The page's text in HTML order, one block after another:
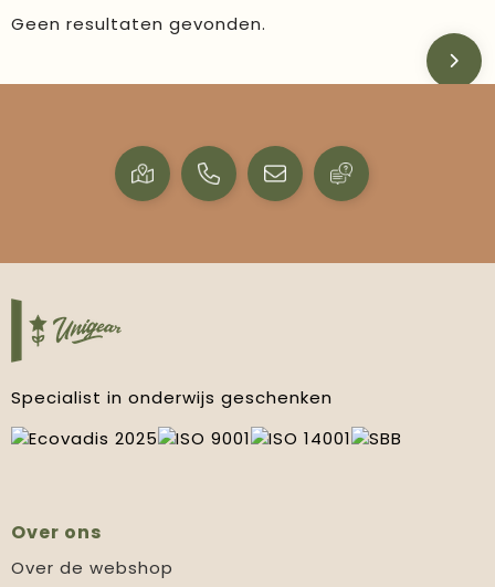
Geen resultaten gevonden.
Specialist in onderwijs geschenken
Over ons
Over de webshop